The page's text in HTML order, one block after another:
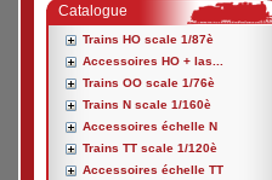
Catalogue
Trains HO scale 1/87è
Accessoires HO + las...
Trains OO scale 1/76è
Trains N scale 1/160è
Accessoires échelle N
Trains TT scale 1/120è
Accessoires échelle TT